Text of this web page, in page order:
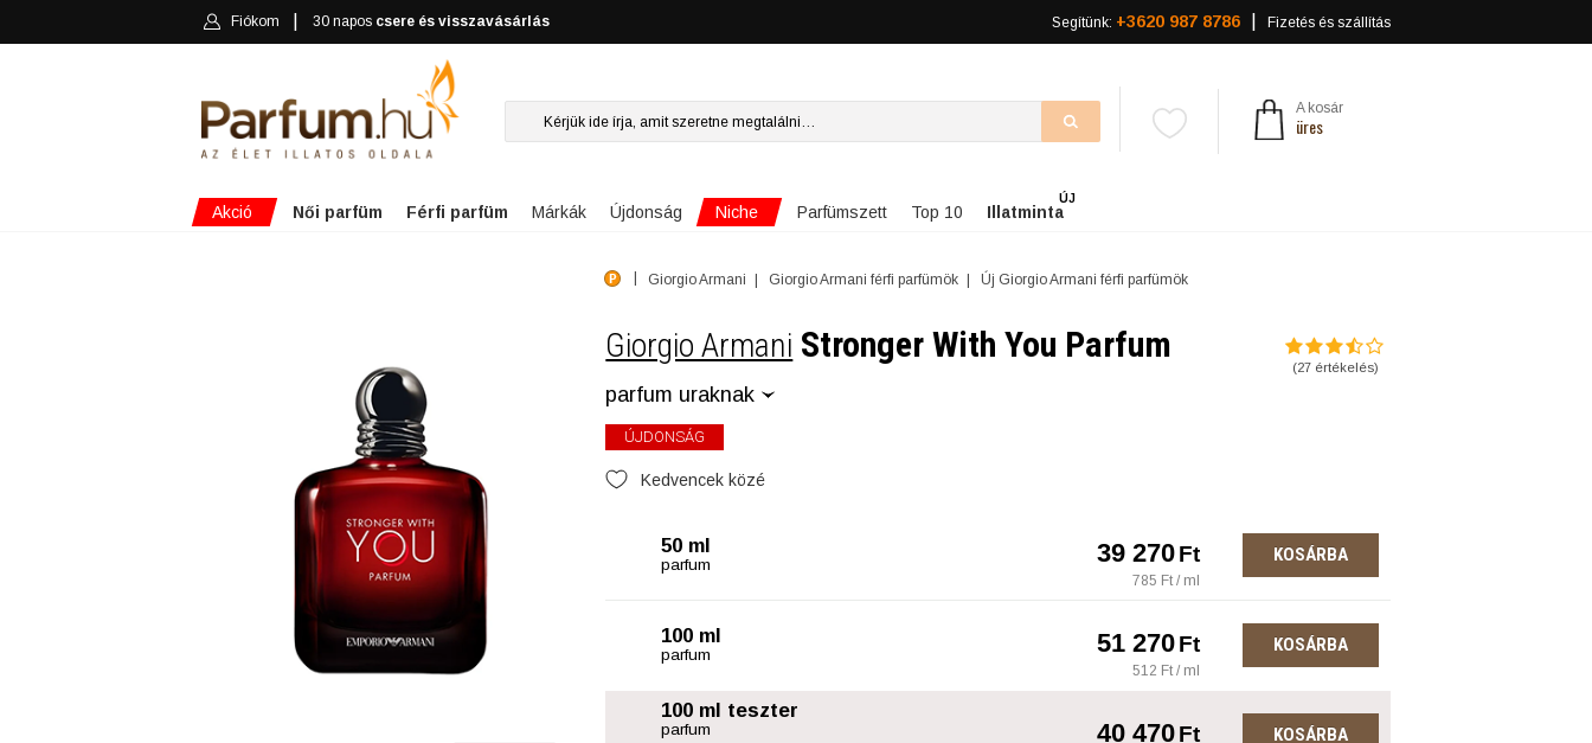
Fiókom 30 napos csere és visszavásárlás Segítünk: +3620 987 8786 Fizetés és szállítás
A kosár
üres
Akció Női parfüm Férfi parfüm Márkák Újdonság Niche Parfümszett Top 10 Illatminta
ÚJ
Giorgio Armani Giorgio Armani férfi parfümök Új Giorgio Armani férfi parfümök
Giorgio Armani Stronger With You Parfum
parfum uraknak
ÚJDONSÁG
Kedvencek közé
(27értékelés)
50 ml
parfum 39 270Ft
785 Ft / ml
KOSÁRBA
100 ml
parfum 51 270Ft
512 Ft / ml
KOSÁRBA
100 ml teszter
parfum 40 470Ft KOSÁRBA